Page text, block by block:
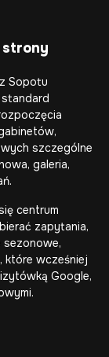
Sopotu
szczególne
galeria,
centrum
zapytania,
sezonowe,
które wcześniej
Google,